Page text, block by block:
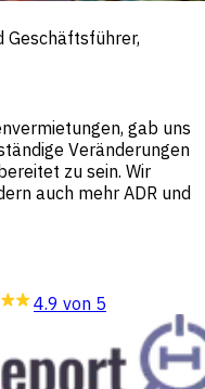
Geschäftsführer,
gab uns
Veränderungen
zu sein. Wir
auch mehr ADR und
4.9 von 5